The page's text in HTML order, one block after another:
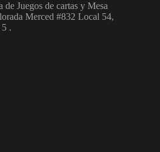
Juegos de cartas y Mesa
Merced #832 Local 54,
.